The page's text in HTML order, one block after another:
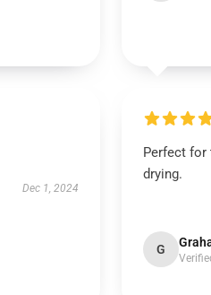
Dec 1, 2024
Perfect for
drying.
G